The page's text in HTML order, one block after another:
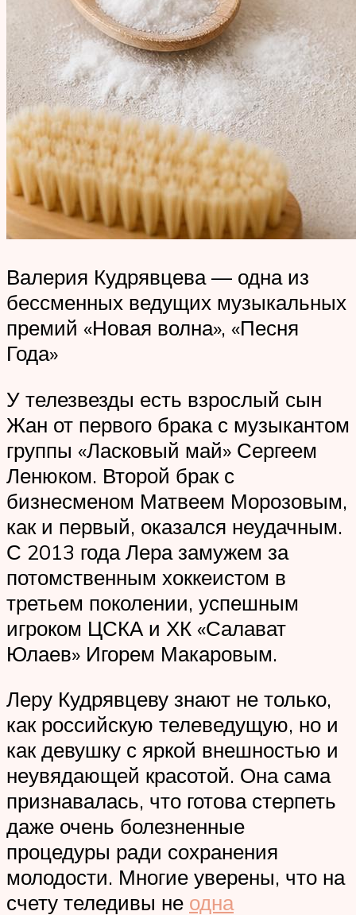
Валерия Кудрявцева — одна из
бессменных ведущих музыкальных
премий «Новая волна», «Песня
Года»
У телезвезды есть взрослый сын
Жан от первого брака с музыкантом
группы «Ласковый май» Сергеем
Ленюком. Второй брак с
бизнесменом Матвеем Морозовым,
как и первый, оказался неудачным.
С 2013 года Лера замужем за
потомственным хоккеистом в
третьем поколении, успешным
игроком ЦСКА и ХК «Салават
Юлаев» Игорем Макаровым.
Леру Кудрявцеву знают не только,
как российскую телеведущую, но и
как девушку с яркой внешностью и
неувядающей красотой. Она сама
признавалась, что готова стерпеть
даже очень болезненные
процедуры ради сохранения
молодости. Многие уверены, что на
счету теледивы не одна